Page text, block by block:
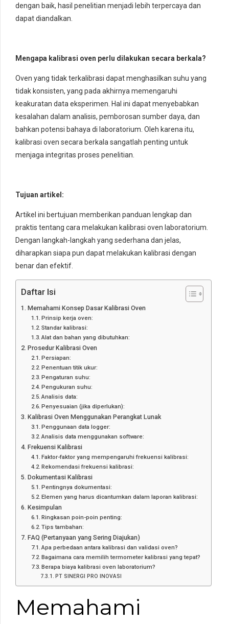
dengan baik, hasil penelitian menjadi lebih terpercaya dan
dapat diandalkan.
Mengapa kalibrasi oven perlu dilakukan secara berkala?
Oven yang tidak terkalibrasi dapat menghasilkan suhu yang
tidak konsisten, yang pada akhirnya memengaruhi
keakuratan data eksperimen. Hal ini dapat menyebabkan
kesalahan dalam analisis, pemborosan sumber daya, dan
bahkan potensi bahaya di laboratorium. Oleh karena itu,
kalibrasi oven secara berkala sangatlah penting untuk
menjaga integritas proses penelitian.
Tujuan artikel:
Artikel ini bertujuan memberikan panduan lengkap dan
praktis tentang cara melakukan kalibrasi oven laboratorium.
Dengan langkah-langkah yang sederhana dan jelas,
diharapkan siapa pun dapat melakukan kalibrasi dengan
benar dan efektif.
Daftar Isi
Memahami Konsep Dasar Kalibrasi Oven
Prinsip kerja oven:
Standar kalibrasi:
Alat dan bahan yang dibutuhkan:
Prosedur Kalibrasi Oven
Persiapan:
Penentuan titik ukur:
Pengaturan suhu:
Pengukuran suhu:
Analisis data:
Penyesuaian (jika diperlukan):
Kalibrasi Oven Menggunakan Perangkat Lunak
Penggunaan data logger:
Analisis data menggunakan software:
Frekuensi Kalibrasi
Faktor-faktor yang mempengaruhi frekuensi kalibrasi:
Rekomendasi frekuensi kalibrasi:
Dokumentasi Kalibrasi
Pentingnya dokumentasi:
Elemen yang harus dicantumkan dalam laporan kalibrasi:
Kesimpulan
Ringkasan poin-poin penting:
Tips tambahan:
FAQ (Pertanyaan yang Sering Diajukan)
Apa perbedaan antara kalibrasi dan validasi oven?
Bagaimana cara memilih termometer kalibrasi yang tepat?
Berapa biaya kalibrasi oven laboratorium?
PT SINERGI PRO INOVASI
Memahami